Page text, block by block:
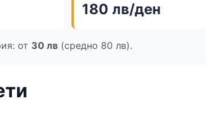
180 лв/ден
от 30 лв (средно 80 лв).